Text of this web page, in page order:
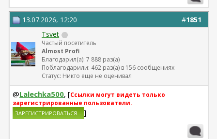
#1851
13.07.2026, 12:20
Tsvet
Частый посетитель
Almost Profi
Благодарил(а): 7 888 раз(а)
Поблагодарили: 462 раз(а) в 156 сообщениях
Статус: Никто еще не оценивал
@Lalechka500, [Ссылки могут видеть только
зарегистрированные пользователи.
]